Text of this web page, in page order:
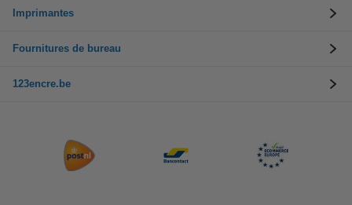
Imprimantes
Fournitures de bureau
123encre.be